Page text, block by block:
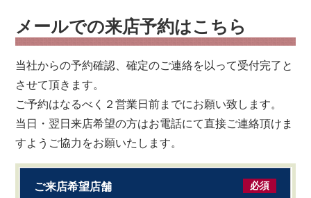
メールでの来店予約はこちら
当社からの予約確認、確定のご連絡を以って受付完了と
させて頂きます。
ご予約はなるべく２営業日前までにお願い致します。
当日・翌日来店希望の方はお電話にて直接ご連絡頂けま
すようご協力をお願いたします。
ご来店希望店舗 必須